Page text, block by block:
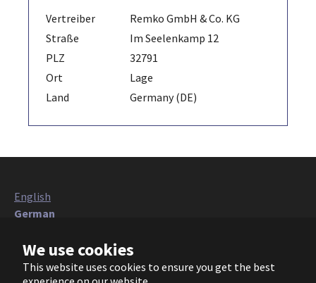
We use cookies
This website uses cookies to ensure you get the best
Vertreiber
Remko GmbH & Co. KG
Straße
Im Seelenkamp 12
PLZ
32791
Ort
Lage
Land
Germany (DE)
English
German
French
Polish